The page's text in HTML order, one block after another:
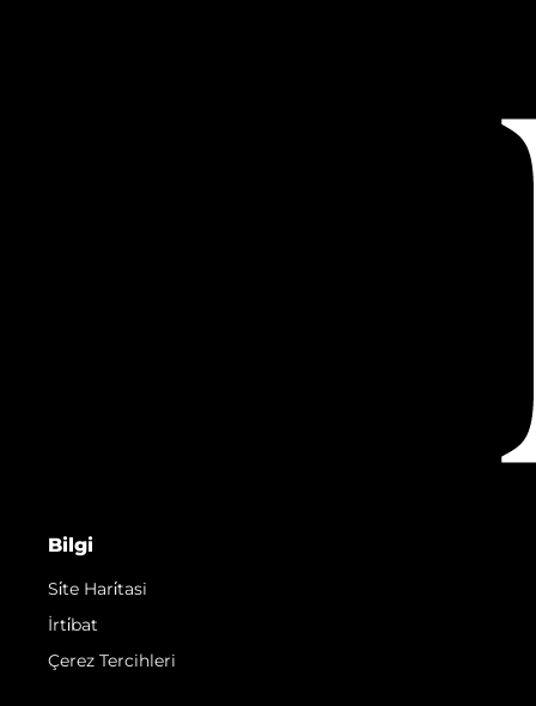
Bilgi
Si̇te Hari̇tasi
İrti̇bat
Çerez Tercihleri